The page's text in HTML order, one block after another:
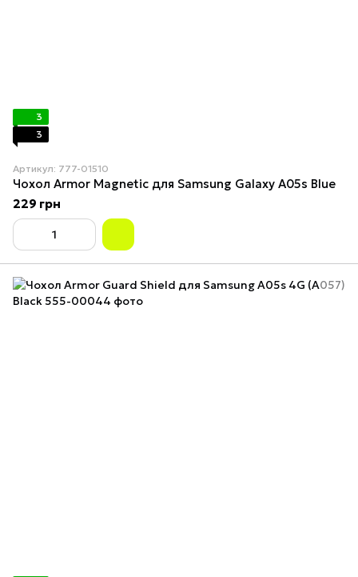
3
3
Артикул: 777-01510
Чохол Armor Magnetic для Samsung Galaxy A05s Blue
229 грн